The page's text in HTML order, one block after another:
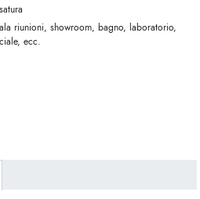
riunioni, showroom, bagno, laboratorio,
ecc.